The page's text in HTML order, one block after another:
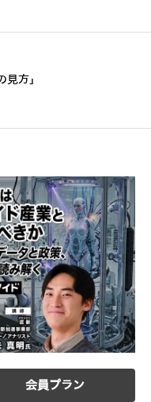
見方」
会員プラン